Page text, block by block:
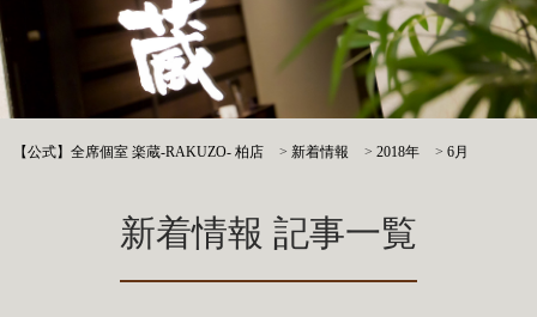
【公式】全席個室 楽蔵‐RAKUZO‐ 柏店 >新着情報 >2018年 >6月
新着情報 記事一覧